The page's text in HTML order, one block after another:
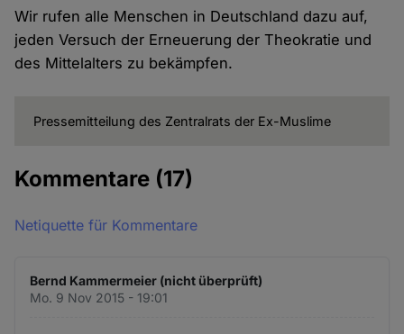
Wir rufen alle Menschen in Deutschland dazu auf,
jeden Versuch der Erneuerung der Theokratie und
des Mittelalters zu bekämpfen.
Pressemitteilung des Zentralrats der Ex-Muslime
Kommentare (17)
Netiquette für Kommentare
Bernd Kammermeier (nicht überprüft)
Mo. 9 Nov 2015 - 19:01